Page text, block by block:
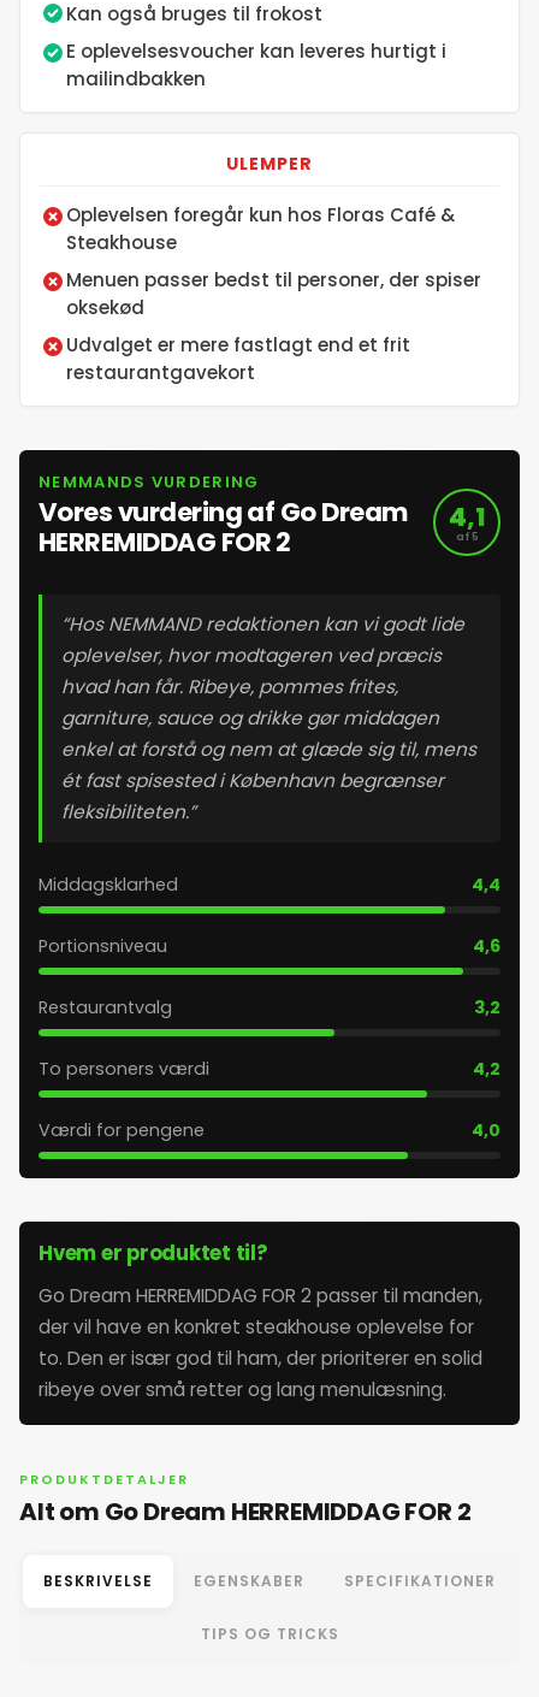
Kan også bruges til frokost
E oplevelsesvoucher kan leveres hurtigt i
mailindbakken
ULEMPER
Oplevelsen foregår kun hos Floras Café &
Steakhouse
Menuen passer bedst til personer, der spiser
oksekød
Udvalget er mere fastlagt end et frit
restaurantgavekort
NEMMANDS VURDERING
Vores vurdering af Go Dream
HERREMIDDAG FOR 2
4,1
af 5
“Hos NEMMAND redaktionen kan vi godt lide
oplevelser, hvor modtageren ved præcis
hvad han får. Ribeye, pommes frites,
garniture, sauce og drikke gør middagen
enkel at forstå og nem at glæde sig til, mens
ét fast spisested i København begrænser
fleksibiliteten.”
Middagsklarhed 4,4
Portionsniveau 4,6
Restaurantvalg 3,2
To personers værdi 4,2
Værdi for pengene 4,0
Hvem er produktet til?
Go Dream HERREMIDDAG FOR 2 passer til manden,
der vil have en konkret steakhouse oplevelse for
to. Den er især god til ham, der prioriterer en solid
ribeye over små retter og lang menulæsning.
PRODUKTDETALJER
Alt om Go Dream HERREMIDDAG FOR 2
BESKRIVELSE EGENSKABER SPECIFIKATIONER
TIPS OG TRICKS